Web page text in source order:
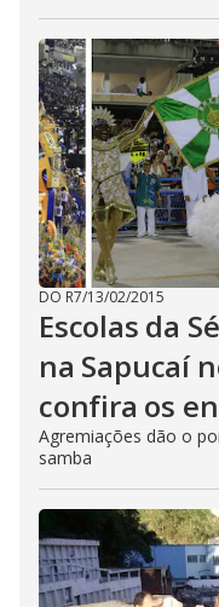
DO R7/13/02/2015
Escolas da
na Sapucaí
confira os
Agremiações dão o
samba